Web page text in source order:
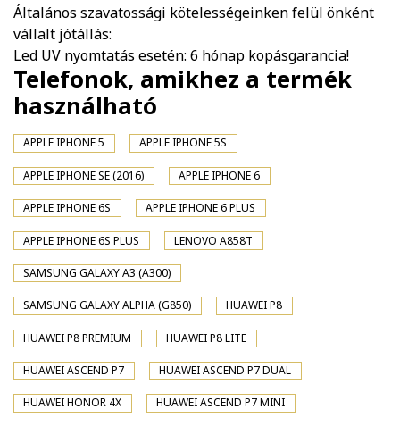
Általános szavatossági kötelességeinken felül önként
vállalt jótállás:
Led UV nyomtatás esetén: 6 hónap kopásgarancia!
Telefonok, amikhez a termék
használható
APPLE IPHONE 5 APPLE IPHONE 5S
APPLE IPHONE SE (2016) APPLE IPHONE 6
APPLE IPHONE 6S APPLE IPHONE 6 PLUS
APPLE IPHONE 6S PLUS LENOVO A858T
SAMSUNG GALAXY A3 (A300)
SAMSUNG GALAXY ALPHA (G850) HUAWEI P8
HUAWEI P8 PREMIUM HUAWEI P8 LITE
HUAWEI ASCEND P7 HUAWEI ASCEND P7 DUAL
HUAWEI HONOR 4X HUAWEI ASCEND P7 MINI